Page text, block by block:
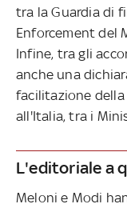
tra la Guardia di
Enforcement del
Infine, tra gli
anche una
facilitazione
all'Italia, tra i
L'editoriale a
Meloni e Modi